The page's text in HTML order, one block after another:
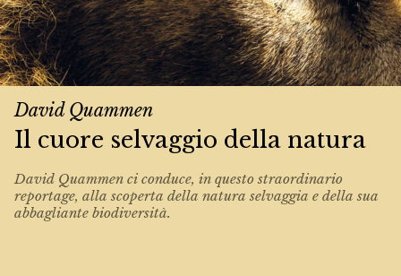
David Quammen
Il cuore selvaggio della natura
David Quammen ci conduce, in questo straordinario
reportage, alla scoperta della natura selvaggia e della sua
abbagliante biodiversità.